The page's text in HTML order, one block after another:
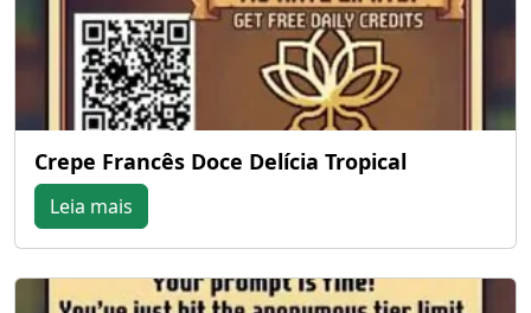
Crepe Francês Doce Delícia Tropical
Leia mais